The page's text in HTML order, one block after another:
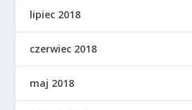
lipiec 2018
czerwiec 2018
maj 2018